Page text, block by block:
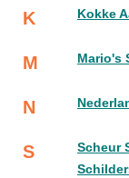
K Kokke
M Mario's
N
S
Scheur